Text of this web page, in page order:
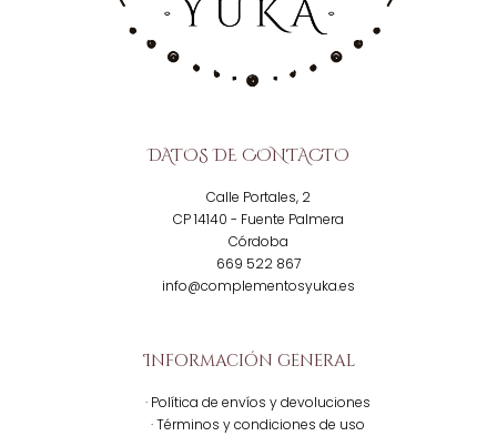
DATOS DE CONTACTO
Calle Portales, 2
CP 14140 - Fuente Palmera
Córdoba
669 522 867
info@complementosyuka.es
Información general
· Política de envíos y devoluciones
· Términos y condiciones de uso